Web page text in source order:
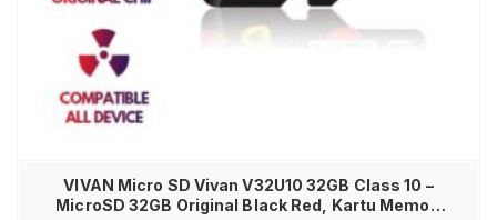
VIVAN Micro SD Vivan V32U10 32GB Class 10 –
MicroSD 32GB Original Black Red, Kartu Memori